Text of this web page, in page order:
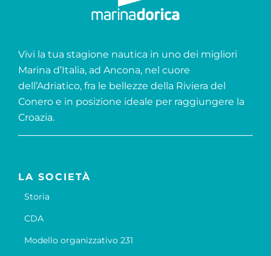
Vivi la tua stagione nautica in uno dei migliori
Marina d’Italia, ad Ancona, nel cuore
dell’Adriatico, fra le bellezze della Riviera del
Conero e in posizione ideale per raggiungere la
Croazia.
LA SOCIETÀ
Storia
CDA
Modello organizzativo 231